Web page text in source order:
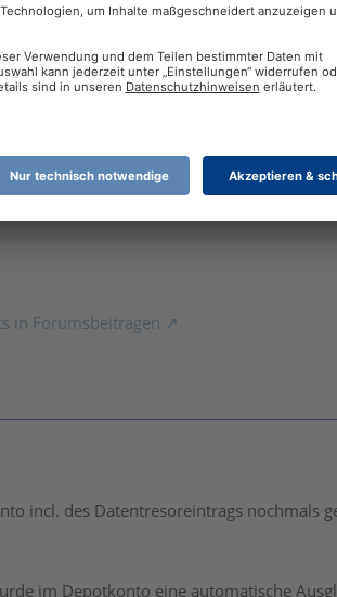
Update auf LT 5.2.2.122.
das Problem nachvollziehen in der
einer neuen leeren Datenbank zu
geschafft, daß jetzt auch in meiner Live-
ist da noch ein Haken drin.
in Forumsbeiträgen
incl. des Datentresoreintrags nochmals
im Depotkonto eine automatische